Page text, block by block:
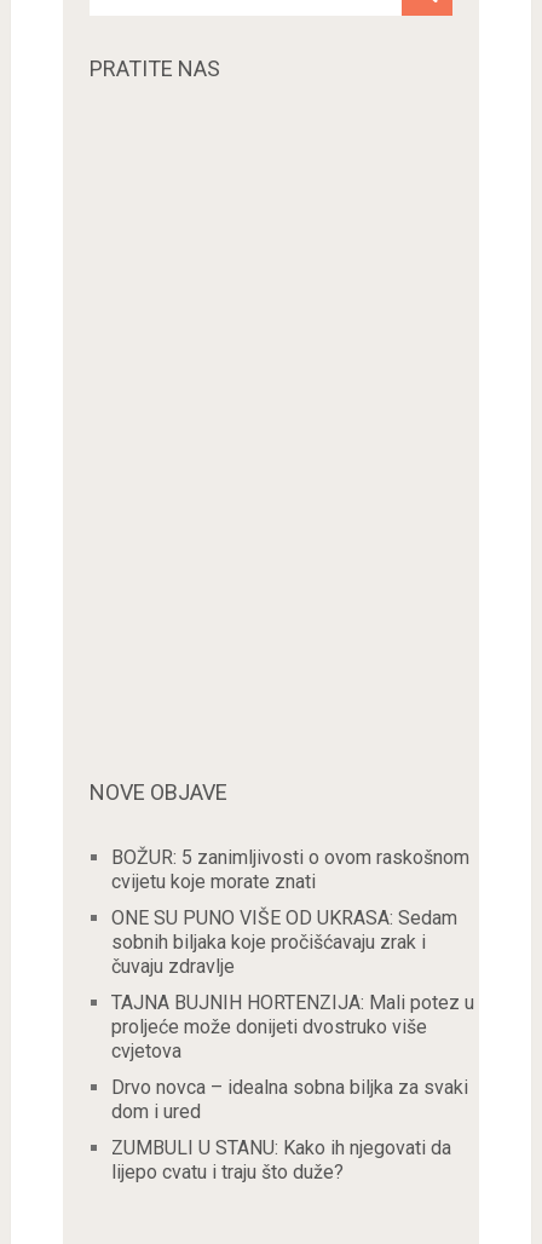
PRATITE NAS
NOVE OBJAVE
BOŽUR: 5 zanimljivosti o ovom raskošnom
cvijetu koje morate znati
ONE SU PUNO VIŠE OD UKRASA: Sedam
sobnih biljaka koje pročišćavaju zrak i
čuvaju zdravlje
TAJNA BUJNIH HORTENZIJA: Mali potez u
proljeće može donijeti dvostruko više
cvjetova
Drvo novca – idealna sobna biljka za svaki
dom i ured
ZUMBULI U STANU: Kako ih njegovati da
lijepo cvatu i traju što duže?